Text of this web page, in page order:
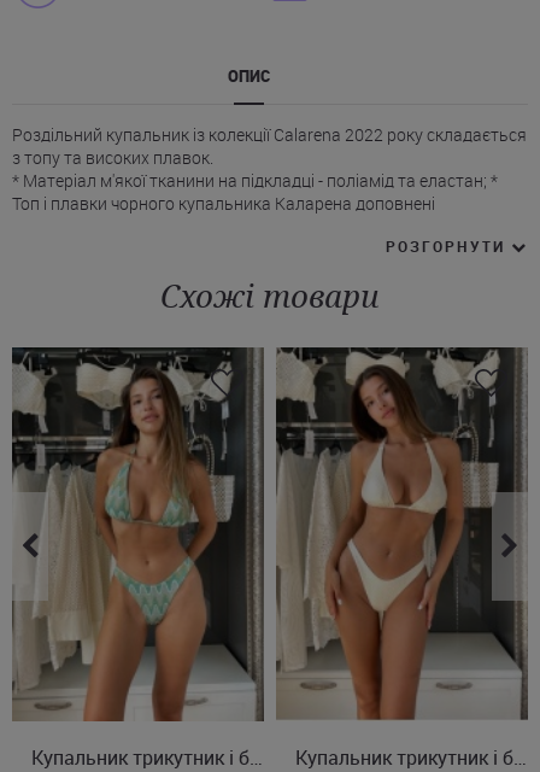
ОПИС
Роздільний купальник із колекції Calarena 2022 року складається
з топу та високих плавок.
* Матеріал м'якої тканини на підкладці - поліамід та еластан; *
Топ і плавки чорного купальника Каларена доповнені
одягається через голову; * Бретели литі, не регульовані по
закривають нижню частину живота; * Ззаду форма плавок -
бразилії. Придбати чорний роздільний купальник Calarena з
Дніпра, а також будь-яке інше місто України.
РОЗГОРНУТИ
Схожі товари
XS S M L Купальник трикутник і бразиліана XS S M Купальник трикутник і бразиліана